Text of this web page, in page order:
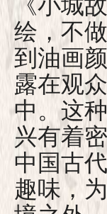
《小城
绘，不
到油画
露在观
中。这
兴有着
中国古
趣味，